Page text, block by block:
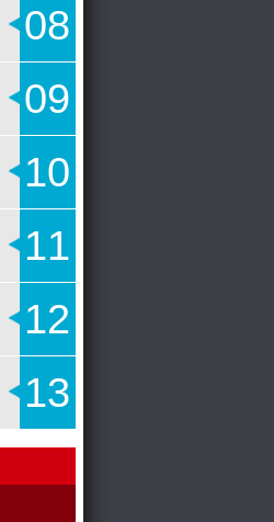
08
09
10
11
12
13